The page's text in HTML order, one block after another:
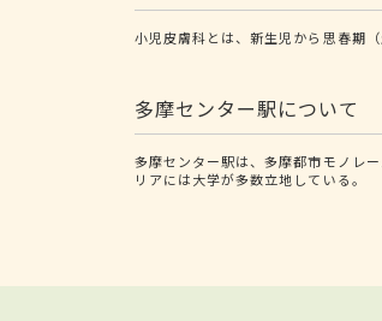
小児皮膚科とは、新生児から思春期
多摩センター駅について
多摩センター駅は、多摩都市モノレ
リアには大学が多数立地している。